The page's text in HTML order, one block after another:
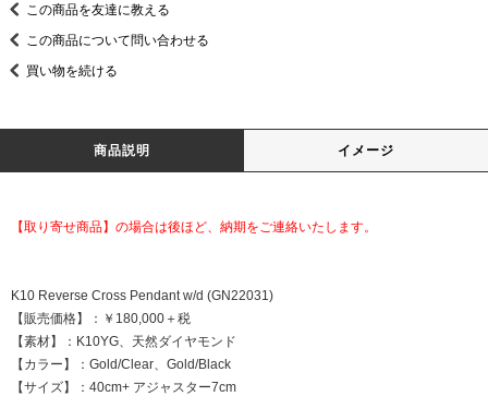
この商品を友達に教える
この商品について問い合わせる
買い物を続ける
商品説明 イメージ
【取り寄せ商品】の場合は後ほど、納期をご連絡いたします。
K10 Reverse Cross Pendant w/d (GN22031)
【販売価格】：￥180,000＋税
【素材】：K10YG、天然ダイヤモンド
【カラー】：Gold/Clear、Gold/Black
【サイズ】：40cm+ アジャスター7cm